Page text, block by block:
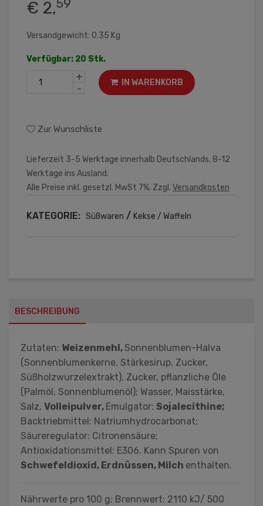
€ 2,59
Versandgewicht: 0.35 Kg
Verfügbar: 20 Stk.
+
-
IN WARENKORB
Zur Wunschliste
Lieferzeit 3-5 Werktage innerhalb Deutschlands, 8-12
Werktage ins Ausland.
Alle Preise inkl. gesetzl. MwSt 7%. Zzgl. Versandkosten
KATEGORIE: Süßwaren / Kekse / Waffeln
BESCHREIBUNG
Zutaten: Weizenmehl,Sonnenblumen-Halva
(Sonnenblumenkerne, Stärkesirup, Zucker,
Süßholzwurzelextrakt), Zucker, pflanzliche Öle
(Palmöl, Sonnenblumenöl); Wasser, Maisstärke,
Salz, Volleipulver, Emulgator: Sojalecithine;
Backtriebmittel: Natriumhydrocarbonat;
Säureregulator: Citronensäure;
Antioxidationsmittel: E306. Kann Spuren von
Schwefeldioxid, Erdnüssen, Milch enthalten.
Nährwerte pro 100 g: Brennwert: 2110 kJ/ 500